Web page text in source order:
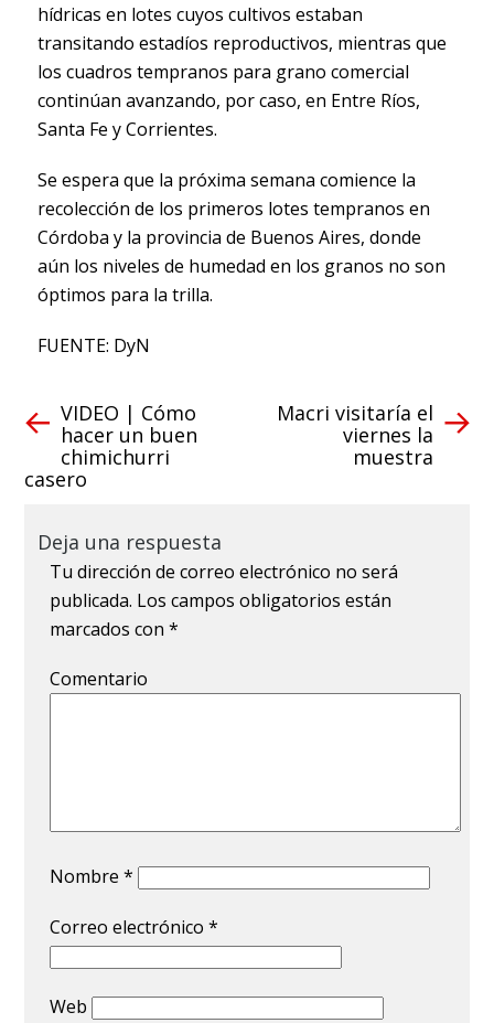
hídricas en lotes cuyos cultivos estaban
transitando estadíos reproductivos, mientras que
los cuadros tempranos para grano comercial
continúan avanzando, por caso, en Entre Ríos,
Santa Fe y Corrientes.
Se espera que la próxima semana comience la
recolección de los primeros lotes tempranos en
Córdoba y la provincia de Buenos Aires, donde
aún los niveles de humedad en los granos no son
óptimos para la trilla.
FUENTE: DyN
VIDEO | Cómo
hacer un buen
chimichurri
casero
Macri visitaría el
viernes la
muestra
Deja una respuesta
Tu dirección de correo electrónico no será
publicada. Los campos obligatorios están
marcados con*
Comentario
Nombre*
Correo electrónico*
Web